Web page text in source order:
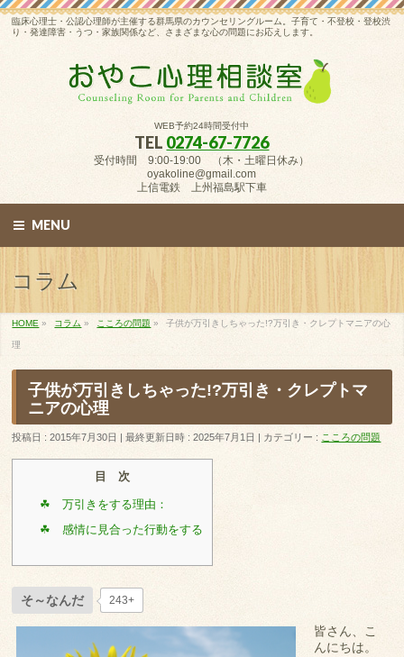
臨床心理士・公認心理師が主催する群馬県のカウンセリングルーム。子育て・不登校・登校渋
り・発達障害・うつ・家族関係など、さまざまな心の問題にお応えします。
WEB予約24時間受付中
TEL 0274-67-7726
受付時間 9:00-19:00 （木・土曜日休み）
oyakoline@gmail.com
上信電鉄 上州福島駅下車
MENU
コラム
HOME » コラム » こころの問題 » 子供が万引きしちゃった!?万引き・クレプトマニアの心
理
子供が万引きしちゃった!?万引き・クレプトマ
ニアの心理
投稿日 : 2015年7月30日 最終更新日時 : 2025年7月1日 カテゴリー : こころの問題
目 次
☘ 万引きをする理由：
☘ 感情に見合った行動をする
そ～なんだ 243+
皆さん、こ
んにちは。